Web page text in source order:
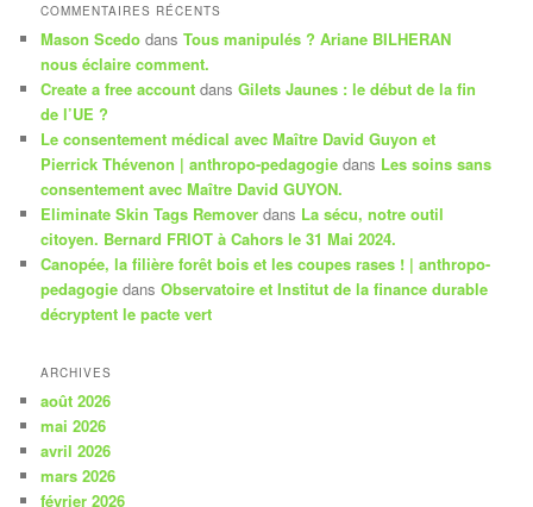
COMMENTAIRES RÉCENTS
Mason Scedo dansTous manipulés ? Ariane BILHERAN
nous éclaire comment.
Create a free account dansGilets Jaunes : le début de la fin
de l’UE ?
Le consentement médical avec Maître David Guyon et
Pierrick Thévenon | anthropo-pedagogie dans Les soins sans
consentement avec Maître David GUYON.
Eliminate Skin Tags Remover dans La sécu, notre outil
citoyen. Bernard FRIOT à Cahors le 31 Mai 2024.
Canopée, la filière forêt bois et les coupes rases ! | anthropo-
pedagogie dansObservatoire et Institut de la finance durable
décryptent le pacte vert
ARCHIVES
août 2026
mai 2026
avril 2026
mars 2026
février 2026